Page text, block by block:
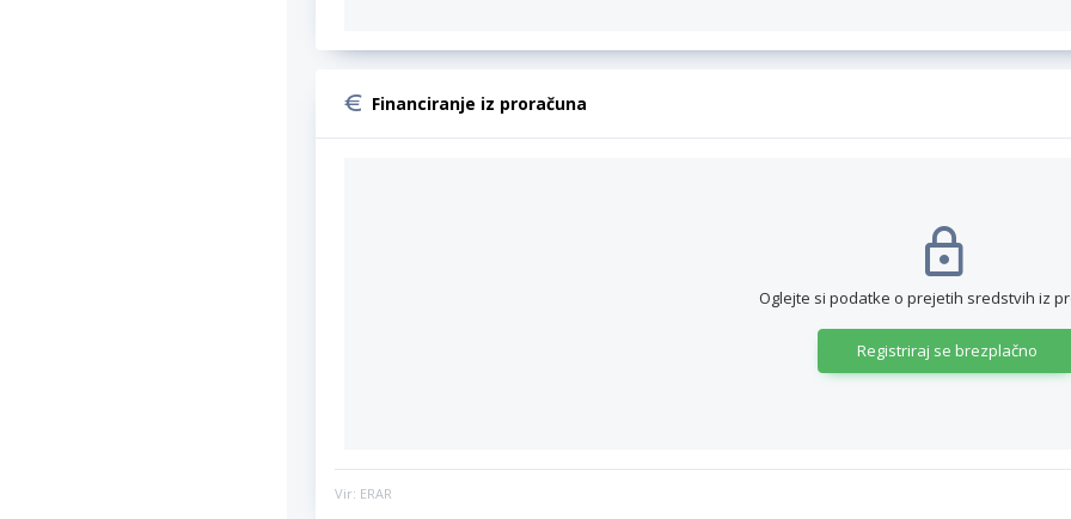
Financiranje iz proračuna
Oglejte si podatke o prejetih sredstvih iz
Registriraj se brezplačno
Vir: ERAR